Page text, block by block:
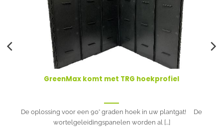
GreenMax komt met TRG hoekprofiel
De oplossing voor een 90° graden hoek in uw plantgat! De
wortelgeleidingspanelen worden al [...]